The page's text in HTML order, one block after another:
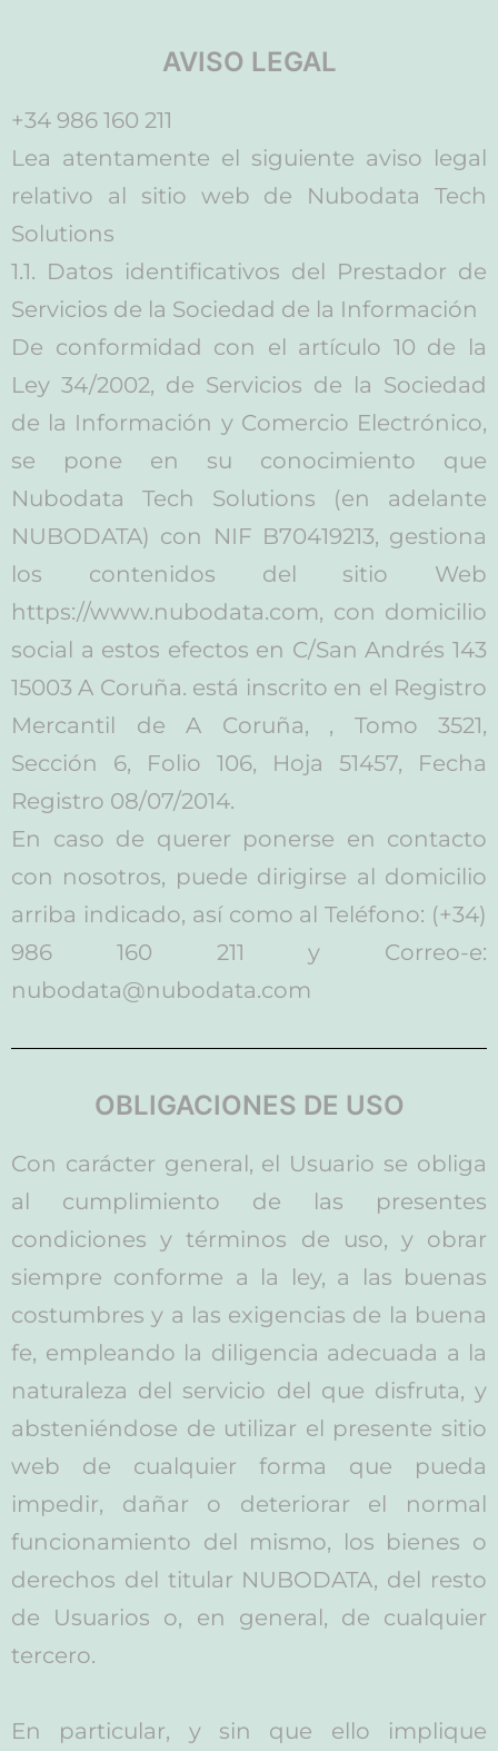
AVISO LEGAL
+34 986 160 211
Lea atentamente el siguiente aviso legal
relativo al sitio web de Nubodata Tech
Solutions
1.1. Datos identificativos del Prestador de
Servicios de la Sociedad de la Información
De conformidad con el artículo 10 de la
Ley 34/2002, de Servicios de la Sociedad
de la Información y Comercio Electrónico,
se pone en su conocimiento que
Nubodata Tech Solutions (en adelante
NUBODATA) con NIF B70419213, gestiona
los contenidos del sitio Web
https://www.nubodata.com, con domicilio
social a estos efectos en C/San Andrés 143
15003 A Coruña. está inscrito en el Registro
Mercantil de A Coruña, , Tomo 3521,
Sección 6, Folio 106, Hoja 51457, Fecha
Registro 08/07/2014.
En caso de querer ponerse en contacto
con nosotros, puede dirigirse al domicilio
arriba indicado, así como al Teléfono: (+34)
986 160 211 y Correo-e:
nubodata@nubodata.com
OBLIGACIONES DE USO
Con carácter general, el Usuario se obliga
al cumplimiento de las presentes
condiciones y términos de uso, y obrar
siempre conforme a la ley, a las buenas
costumbres y a las exigencias de la buena
fe, empleando la diligencia adecuada a la
naturaleza del servicio del que disfruta, y
absteniéndose de utilizar el presente sitio
web de cualquier forma que pueda
impedir, dañar o deteriorar el normal
funcionamiento del mismo, los bienes o
derechos del titular NUBODATA, del resto
de Usuarios o, en general, de cualquier
tercero.
En particular, y sin que ello implique